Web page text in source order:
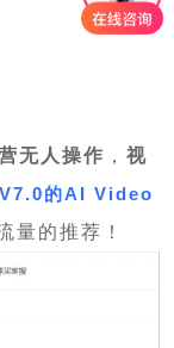
无人操作 ， 视
的AI Video
量的推荐！